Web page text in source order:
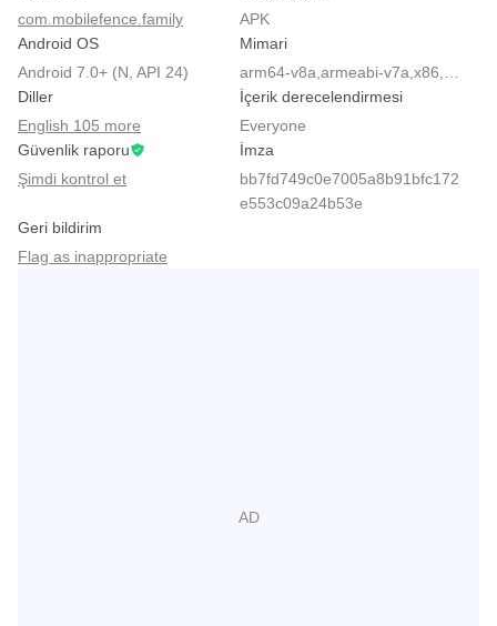
com.mobilefence.family
APK
Android OS
Android 7.0+ (N, API 24)
Mimari
Diller
English 105 more
İçerik derecelendirmesi
Everyone
Güvenlik raporu
Şimdi kontrol et
İmza
bb7fd749c0e7005a8b91bfc172
e553c09a24b53e
Geri bildirim
Flag as inappropriate